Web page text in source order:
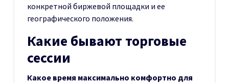
конкретной биржевой площадки и ее
географического положения.
Какие бывают торговые
сессии
Какое время максимально комфортно для